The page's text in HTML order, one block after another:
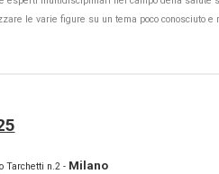
le varie figure su un tema poco
Tarchetti n.2 -Milano